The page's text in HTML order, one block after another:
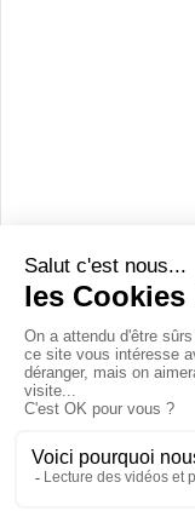
© Copyright 2008 /